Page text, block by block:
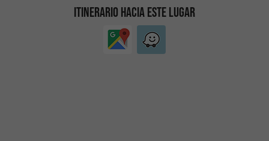
ITINERARIO HACIA ESTE LUGAR